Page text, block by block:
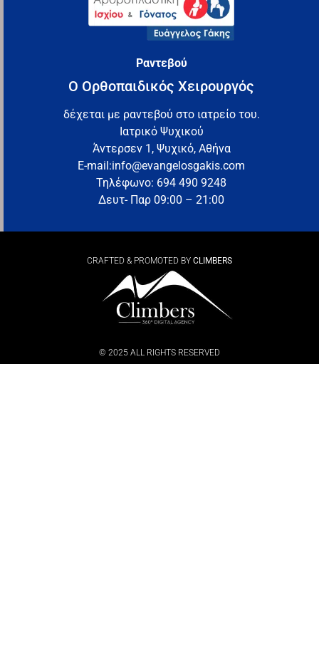
Ραντεβού
Ο Ορθοπαιδικός Χειρουργός
δέχεται με ραντεβού στο ιατρείο του.
Ιατρικό Ψυχικού
Άντερσεν 1, Ψυχικό, Αθήνα
E-mail:info@evangelosgakis.com
Τηλέφωνο: 694 490 9248
Δευτ- Παρ 09:00 – 21:00
CRAFTED & PROMOTED BY CLIMBERS
© 2025 ALL RIGHTS RESERVED​